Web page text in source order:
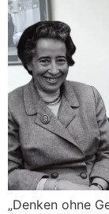
„Denken ohne